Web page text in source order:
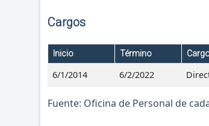
Cargos
Inicio Término
6/1/2014 6/2/2022
Fuente: Oficina de Personal de